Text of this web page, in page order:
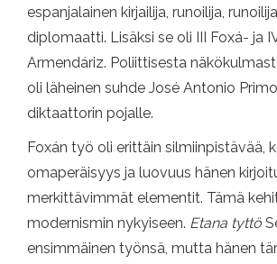
espanjalainen kirjailija, runoilija,
diplomaatti. Lisäksi se oli III Foxá- ja
Armendáriz. Poliittisesta
oli läheinen suhde José Antonio
diktaattorin pojalle.
Foxán työ oli erittäin silmiinpistävää,
omaperäisyys ja luovuus hänen
merkittävimmät elementit. Tämä
modernismin nykyiseen. Etana tyttö
ensimmäinen työnsä, mutta hänen